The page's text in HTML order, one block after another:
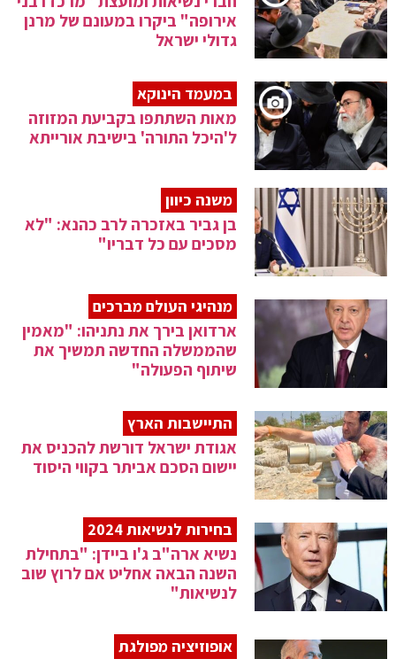
אירופה" ביקרו במעונם של מרנן
גדולי ישראל
במעמד הינוקא
מאות השתתפו בקביעת המזוזה
ל'היכל התורה' בישיבת אורייתא
משנה כיוון
בן גביר באזכרה לרב כהנא: "לא
מסכים עם כל דבריו"
מנהיגי העולם מברכים
ארדואן בירך את נתניהו: "מאמין
שהממשלה החדשה תמשיך את
שיתוף הפעולה"
התיישבות הארץ
אגודת ישראל דורשת להכניס את
יישום הסכם אביתר בקווי היסוד
בחירות לנשיאות 2024
נשיא ארה"ב ג'ו ביידן: "בתחילת
השנה הבאה אחליט אם לרוץ שוב
לנשיאות"
אופוזיציה מפולגת